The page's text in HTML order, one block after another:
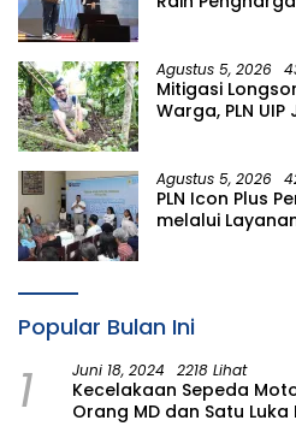
Agustus 5, 2026
Mitigasi
Warga, PLN
Agustus 5, 2026
PLN Icon Plus
melalui
Popular Bulan Ini
1 Juni 18, 2024 2218 Lihat
Kecelakaan Sepeda
Orang MD dan Satu Luka